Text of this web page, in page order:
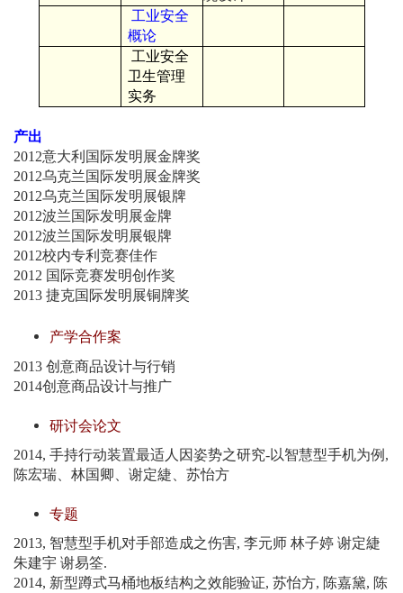
工业安全
概论
工业安全
卫生管理
实务
产出
2012意大利国际发明展金牌奖
2012乌克兰国际发明展金牌奖
2012乌克兰国际发明展银牌
2012波兰国际发明展金牌
2012波兰国际发明展银牌
2012校内专利竞赛佳作
2012 国际竞赛发明创作奖
2013 捷克国际发明展铜牌奖
产学合作案
2013 创意商品设计与行销
2014创意商品设计与推广
研讨会论文
2014, 手持行动装置最适人因姿势之研究-以智慧型手机为例,
陈宏瑞、林国卿、谢定緁、苏怡方
专题
2013, 智慧型手机对手部造成之伤害, 李元师 林子婷 谢定緁
朱建宇 谢易筌.
2014, 新型蹲式马桶地板结构之效能验证, 苏怡方, 陈嘉黛, 陈